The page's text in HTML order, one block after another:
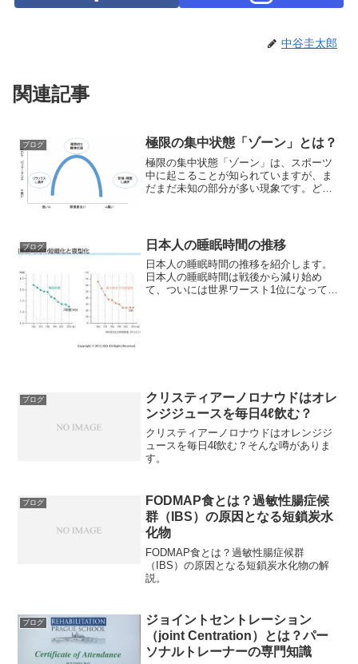
中谷圭太郎
関連記事
ブログ 極限の集中状態「ゾーン」とは？
極限の集中状態「ゾーン」は、スポーツ
中に起こることが知られていますが、ま
だまだ未知の部分が多い現象です。どう
ブログ 日本人の睡眠時間の推移
日本人の睡眠時間の推移を紹介します。
日本人の睡眠時間は戦後から減り始め
て、ついには世界ワースト1位になってし
ブログ
クリスティアーノロナウドはオレ
ンジジュースを毎日4ℓ飲む？
クリスティアーノロナウドはオレンジジ
ュースを毎日4ℓ飲む？そんな噂がありま
す。
ブログ
FODMAP食とは？過敏性腸症候
群（IBS）の原因となる短鎖炭水
化物
FODMAP食とは？過敏性腸症候群
（IBS）の原因となる短鎖炭水化物の解
説。
ブログ
ジョイントセントレーション
（joint Centration）とは？パー
ソナルトレーナーの専門知識